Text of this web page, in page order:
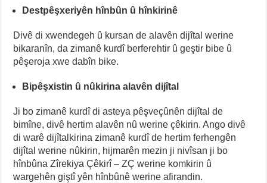
Destpêşxeriyên hînbûn û hînkirinê
Divê di xwendegeh û kursan de alavên dijîtal werine
bikaranîn, da zimanê kurdî berferehtir û geştir bibe û
pêşeroja xwe dabîn bike.
Bipêşxistin û nûkirina alavên dijîtal
Ji bo zimanê kurdî di asteya pêşveçûnên dijîtal de
bimîne, divê hertim alavên nû werine çêkirin. Ango divê
di warê dijîtalkirina zimanê kurdî de hertim ferhengên
dijîtal werine nûkirin, hijmarên mezin ji nivîsan ji bo
hînbûna Zîrekiya Çêkirî – ZÇ werine komkirin û
wargehên giştî yên hînbûnê werine afirandin.